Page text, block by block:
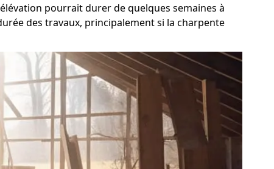
pourrait durer de quelques semaines à
des travaux, principalement si la charpente